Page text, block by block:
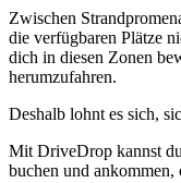
Zwischen
die verfügbaren Plätze
dich in diesen Zonen
herumzufahren.
Deshalb lohnt es sich,
Mit DriveDrop kannst
buchen und ankommen,